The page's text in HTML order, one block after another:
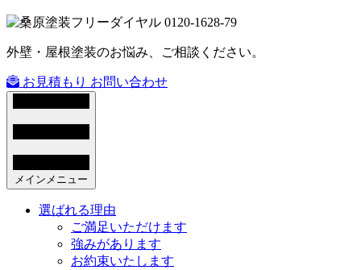
外壁・屋根塗装のお悩み、ご相談ください。
お見積もり お問い合わせ
メインメニュー
選ばれる理由
ご満足いただけます
強みがあります
お約束いたします